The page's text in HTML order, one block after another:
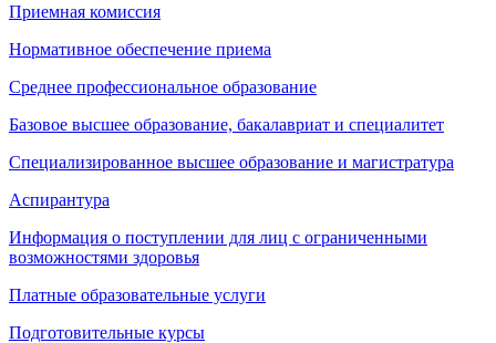
Приемная комиссия
Нормативное обеспечение приема
Среднее профессиональное образование
Базовое высшее образование, бакалавриат и специалитет
Специализированное высшее образование и магистратура
Аспирантура
Информация о поступлении для лиц с ограниченными
возможностями здоровья
Платные образовательные услуги
Подготовительные курсы